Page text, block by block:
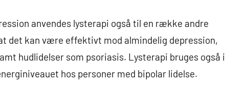
anvendes lysterapi også til en række andre
det kan være effektivt mod almindelig depression,
hudlidelser som psoriasis. Lysterapi bruges også i
hos personer med bipolar lidelse.